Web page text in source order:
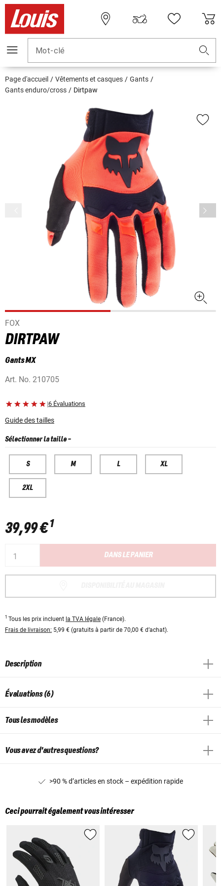
Mot-clé
Page d'accueil Vêtements et casques
Gants
Gants enduro/cross
Dirtpaw
FOX
DIRTPAW
Gants MX
Art. No. 210705
|6 Évaluations
Guide des tailles
Sélectionner la taille-
S M L XL
2XL
39,99 €1
DANS LE PANIER
1 Tous les prix incluent la TVA légale (France).
Frais de livraison: 5,99 € (gratuits à partir de 70,00 € d’achat).
Description
Évaluations (6)
Tous les modèles
Vous avez d'autres questions?
>90 % d’articles en stock – expédition rapide
Ceci pourrait également vous intéresser